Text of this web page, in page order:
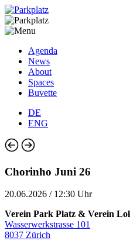
Agenda
News
About
Spaces
Buvette
DE
ENG
Chorinho Juni 26
20.06.2026 / 12:30 Uhr
Verein Park Platz & Verein
Wasserwerkstrasse 101
8037 Zürich